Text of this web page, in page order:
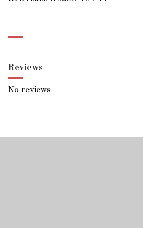
Reviews
No reviews